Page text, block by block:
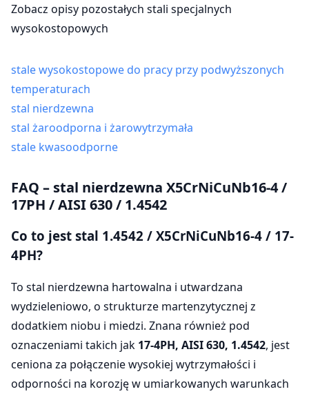
Zobacz opisy pozostałych stali specjalnych
wysokostopowych
stale wysokostopowe do pracy przy podwyższonych
temperaturach
stal nierdzewna
stal żaroodporna i żarowytrzymała
stale kwasoodporne
FAQ – stal nierdzewna X5CrNiCuNb16-4 /
17PH / AISI 630 / 1.4542
Co to jest stal 1.4542 / X5CrNiCuNb16-4 / 17-
4PH?
To stal nierdzewna hartowalna i utwardzana
wydzieleniowo, o strukturze martenzytycznej z
dodatkiem niobu i miedzi. Znana również pod
oznaczeniami takich jak 17-4PH, AISI 630, 1.4542, jest
ceniona za połączenie wysokiej wytrzymałości i
odporności na korozję w umiarkowanych warunkach